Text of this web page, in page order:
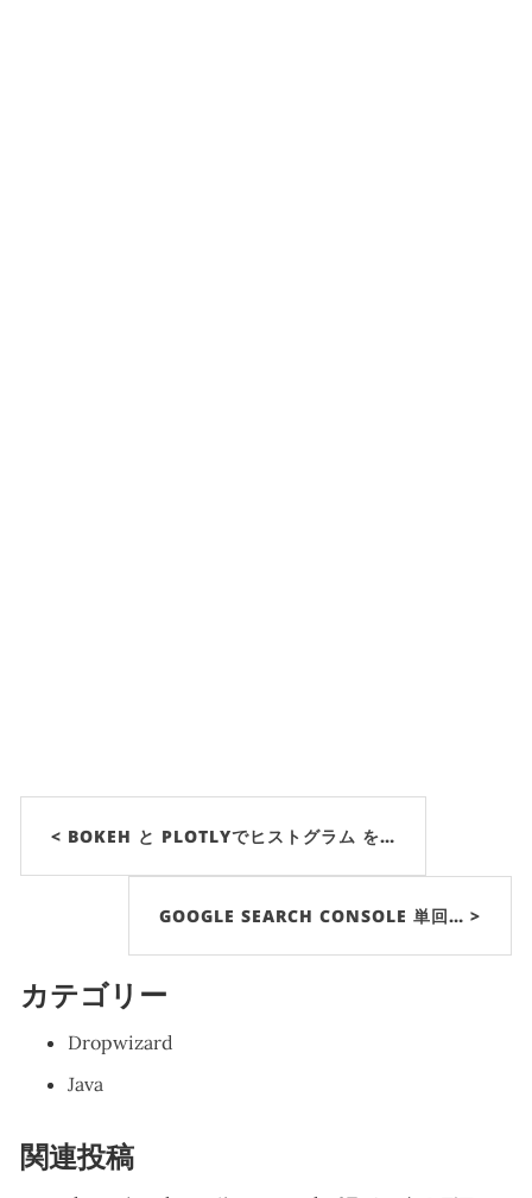
< BOKEH と PLOTLYでヒストグラム を…
GOOGLE SEARCH CONSOLE 単回… >
カテゴリー
Dropwizard
Java
関連投稿